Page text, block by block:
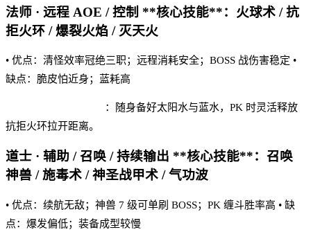
法师 · 远程 AOE / 控制 **核心技能**：火球术 / 抗
拒火环 / 爆裂火焰 / 灭天火
• 优点：清怪效率冠绝三职；远程消耗安全；BOSS 战伤害稳定 •
缺点：脆皮怕近身；蓝耗高
：随身备好太阳水与蓝水，PK 时灵活释放
抗拒火环拉开距离。
道士 · 辅助 / 召唤 / 持续输出 **核心技能**：召唤
神兽 / 施毒术 / 神圣战甲术 / 气功波
• 优点：续航无敌；神兽 7 级可单刷 BOSS；PK 缠斗胜率高 • 缺
点：爆发偏低；装备成型较慢